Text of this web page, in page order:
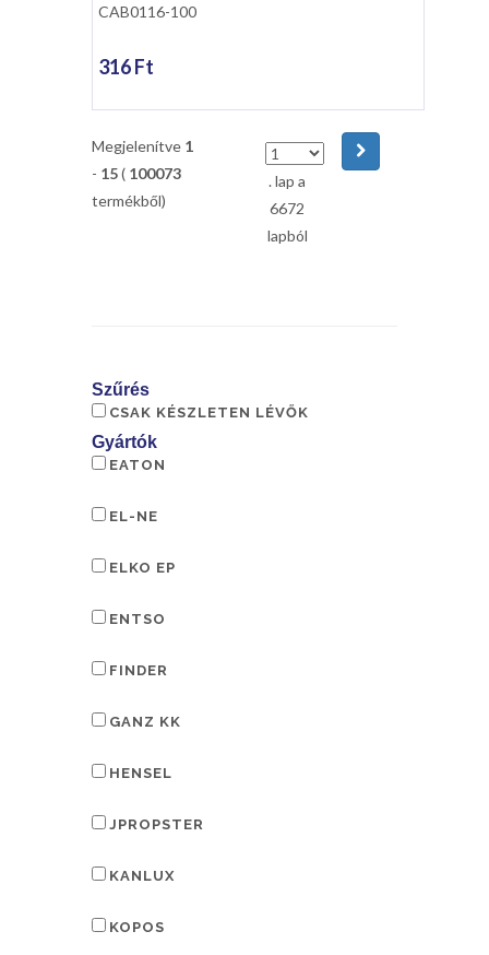
CAB0116-100
316 Ft
Megjelenítve 1
- 15( 100073
termékből)
. lap a
6672
lapból
Szűrés
CSAK KÉSZLETEN LÉVŐK
Gyártók
EATON
EL-NE
ELKO EP
ENTSO
FINDER
GANZ KK
HENSEL
JPROPSTER
KANLUX
KOPOS